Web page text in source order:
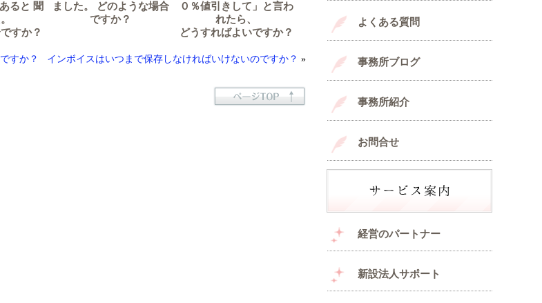
ると 聞
すか？
ました。 どのような場合
ですか？
０％値引きして」と言わ
れたら、
どうすればよいですか？
すか？ インボイスはいつまで保存しなければいけないのですか？ »
よくある質問
事務所ブログ
事務所紹介
お問合せ
経営のパートナー
新設法人サポート